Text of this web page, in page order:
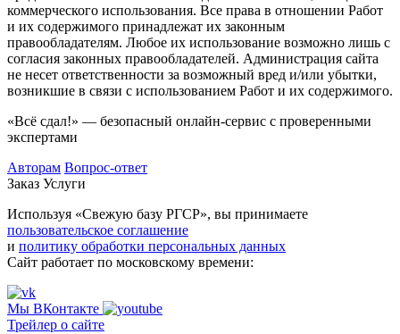
коммерческого использования. Все права в отношении Работ
и их содержимого принадлежат их законным
правообладателям. Любое их использование возможно лишь с
согласия законных правообладателей. Администрация сайта
не несет ответственности за возможный вред и/или убытки,
возникшие в связи с использованием Работ и их содержимого.
«Всё сдал!» — безопасный онлайн-сервис с проверенными
экспертами
Авторам Вопрос-ответ
Заказ Услуги
Используя «Свежую базу РГСР», вы принимаете
пользовательское соглашение
и политику обработки персональных данных
Сайт работает по московскому времени:
Мы ВКонтакте
Трейлер о сайте